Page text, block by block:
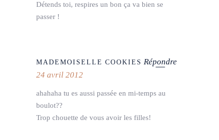
Détends toi, respires un bon ça va bien se
passer !
MADEMOISELLE COOKIES Répondre
24 avril 2012
ahahaha tu es aussi passée en mi-temps au
boulot??
Trop chouette de vous avoir les filles!